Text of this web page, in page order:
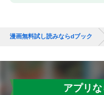
漫画無料試し読みならdブック
アプリ